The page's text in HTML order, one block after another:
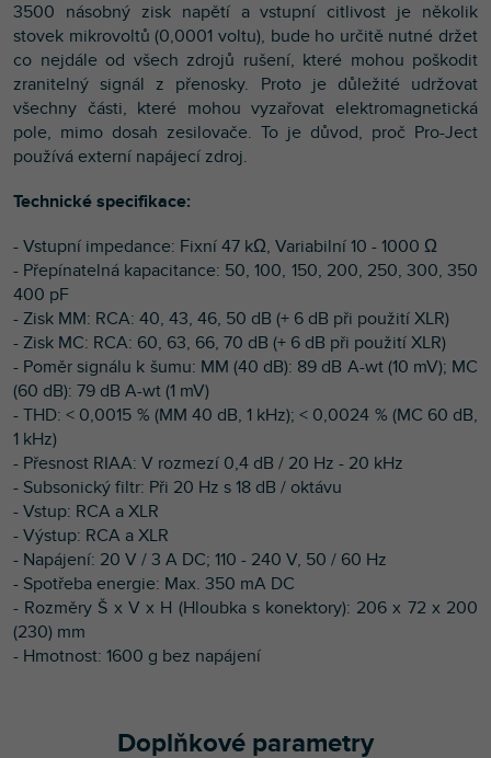
3500 násobný zisk napětí a vstupní citlivost je několik
stovek mikrovoltů (0,0001 voltu), bude ho určitě nutné držet
co nejdále od všech zdrojů rušení, které mohou poškodit
zranitelný signál z přenosky. Proto je důležité udržovat
všechny části, které mohou vyzařovat elektromagnetická
pole, mimo dosah zesilovače. To je důvod, proč Pro-Ject
používá externí napájecí zdroj.
Technické specifikace:
- Vstupní impedance: Fixní 47 kΩ, Variabilní 10 - 1000 Ω
- Přepínatelná kapacitance: 50, 100, 150, 200, 250, 300, 350
400 pF
- Zisk MM: RCA: 40, 43, 46, 50 dB (+ 6 dB při použití XLR)
- Zisk MC: RCA: 60, 63, 66, 70 dB (+ 6 dB při použití XLR)
- Poměr signálu k šumu: MM (40 dB): 89 dB A-wt (10 mV); MC
(60 dB): 79 dB A-wt (1 mV)
- THD: < 0,0015 % (MM 40 dB, 1 kHz); < 0,0024 % (MC 60 dB,
1 kHz)
- Přesnost RIAA: V rozmezí 0,4 dB / 20 Hz - 20 kHz
- Subsonický filtr: Při 20 Hz s 18 dB / oktávu
- Vstup: RCA a XLR
- Výstup: RCA a XLR
- Napájení: 20 V / 3 A DC; 110 - 240 V, 50 / 60 Hz
- Spotřeba energie: Max. 350 mA DC
- Rozměry Š x V x H (Hloubka s konektory): 206 x 72 x 200
(230) mm
- Hmotnost: 1600 g bez napájení
Doplňkové parametry